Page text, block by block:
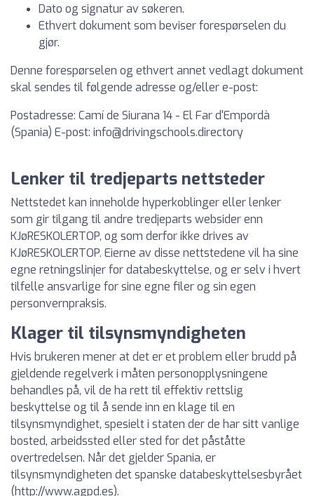
Dato og signatur av søkeren.
Ethvert dokument som beviser forespørselen du
gjør.
Denne forespørselen og ethvert annet vedlagt dokument
skal sendes til følgende adresse og/eller e-post:
Postadresse: Camí de Siurana 14 - El Far d'Empordà
(Spania) E-post: info@drivingschools.directory
Lenker til tredjeparts nettsteder
Nettstedet kan inneholde hyperkoblinger eller lenker
som gir tilgang til andre tredjeparts websider enn
KJøRESKOLERTOP, og som derfor ikke drives av
KJøRESKOLERTOP. Eierne av disse nettstedene vil ha sine
egne retningslinjer for databeskyttelse, og er selv i hvert
tilfelle ansvarlige for sine egne filer og sin egen
personvernpraksis.
Klager til tilsynsmyndigheten
Hvis brukeren mener at det er et problem eller brudd på
gjeldende regelverk i måten personopplysningene
behandles på, vil de ha rett til effektiv rettslig
beskyttelse og til å sende inn en klage til en
tilsynsmyndighet, spesielt i staten der de har sitt vanlige
bosted, arbeidssted eller sted for det påståtte
overtredelsen. Når det gjelder Spania, er
tilsynsmyndigheten det spanske databeskyttelsesbyrået
(http://www.agpd.es).